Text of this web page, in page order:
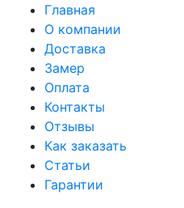
Главная
О компании
Доставка
Замер
Оплата
Контакты
Отзывы
Как заказать
Статьи
Гарантии